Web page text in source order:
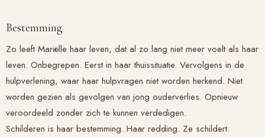
Bestemming
Zo leeft Mariëlle haar leven, dat al zo lang niet meer voelt als haar
leven. Onbegrepen. Eerst in haar thuissituatie. Vervolgens in de
hulpverlening, waar haar hulpvragen niet worden herkend. Niet
worden gezien als gevolgen van jong ouderverlies. Opnieuw
veroordeeld zonder zich te kunnen verdedigen.
Schilderen is haar bestemming. Haar redding. Ze schildert.